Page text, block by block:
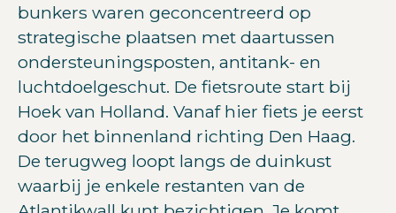
bunkers waren geconcentreerd op
strategische plaatsen met daartussen
ondersteuningsposten, antitank- en
luchtdoelgeschut. De fietsroute start bij
Hoek van Holland. Vanaf hier fiets je eerst
door het binnenland richting Den Haag.
De terugweg loopt langs de duinkust
waarbij je enkele restanten van de